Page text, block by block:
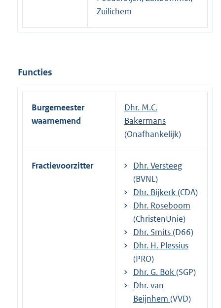
Zuilichem
Functies
Burgemeester
waarnemend
Dhr. M.C.
Bakermans
(Onafhankelijk)
Fractievoorzitter
Dhr. Versteeg
(BVNL)
Dhr. Bijkerk(CDA)
Dhr. Roseboom
(ChristenUnie)
Dhr. Smits(D66)
Dhr. H. Plessius
(PRO)
Dhr. G. Bok(SGP)
Dhr. van
Beijnhem (VVD)